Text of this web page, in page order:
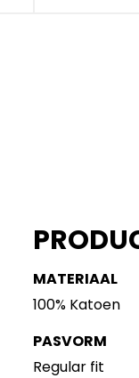
MATERIAAL
100% Katoen
PASVORM
Regular fit